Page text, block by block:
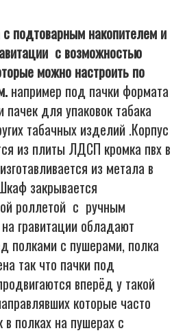
с подтоварным накопителем и
с возможностью
можно настроить по
например под пачки формата
пачек для упаковок табака
табачных изделий .Корпус
из плиты ЛДСП кромка пвх в
из метала в
закрывается
роллетой с ручным
гравитации обладают
полками с пушерами, полка
так что пачки под
вперёд у такой
которые часто
полках на пушерах с